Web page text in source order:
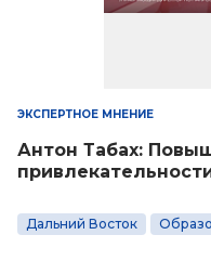
ЭКСПЕРТНОЕ МНЕНИЕ
Антон Табах:
Дальний Восток